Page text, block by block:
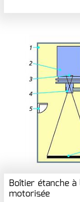
Boîtier étanche
motorisée